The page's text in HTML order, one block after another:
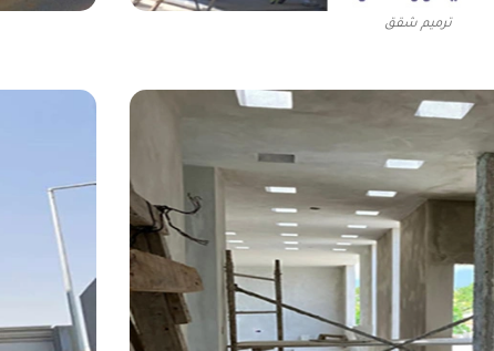
ترميم شقق